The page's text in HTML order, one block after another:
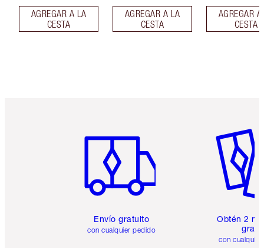
AGREGAR A LA
CESTA
AGREGAR A LA
CESTA
AGREGAR
CESTA
Envío gratuito
con cualquier pedido
Obtén 2
gratis
con